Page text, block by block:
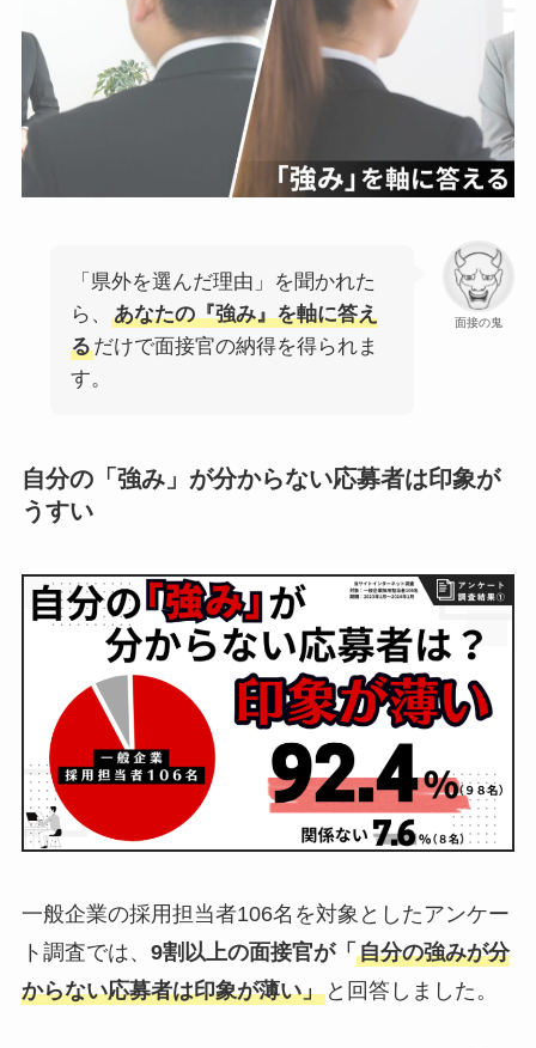
面接の鬼
「県外を選んだ理由」を聞かれた
ら、
あなたの『強み』を軸に答え
るだけで面接官の納得を得られま
す。
自分の「強み」が分からない応募者は印象が
うすい
一般企業の採用担当者106名を対象としたアンケー
ト調査では、 9割以上の面接官が「 自分の強みが分
からない応募者は印象が薄い」と回答しました。